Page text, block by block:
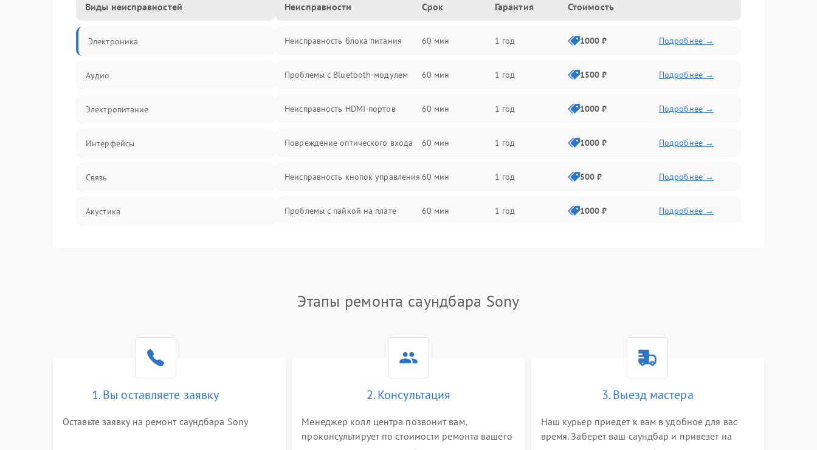
Виды неисправностей
Электроника
Аудио
Электропитание
Интерфейсы
Связь
Акустика
Неисправности Срок Гарантия Стоимость
Неисправность блока питания 60 мин 1 год 1000 ₽ Подробнее →
Проблемы с Bluetooth-модулем 60 мин 1 год 1500 ₽ Подробнее →
Неисправность HDMI-портов 60 мин 1 год 1000 ₽ Подробнее →
Повреждение оптического входа 60 мин 1 год 1000 ₽ Подробнее →
Неисправность кнопок управления 60 мин 1 год 500 ₽ Подробнее →
Проблемы с пайкой на плате 60 мин 1 год 1000 ₽ Подробнее →
Повреждение внутренних
60 мин Подробнее →
Неисправность системы
охлаждения
60 мин 1 год 1000 ₽ Подробнее →
Этапы ремонта саундбара Sony
1. Вы оставляете заявку
Оставьте заявку на ремонт саундбара Sony
2. Консультация
Менеджер колл центра позвонит вам,
проконсультирует по стоимости ремонта вашего
3. Выезд мастера
Наш курьер приедет к вам в удобное для вас
время. Заберет ваш саундбар и привезет на